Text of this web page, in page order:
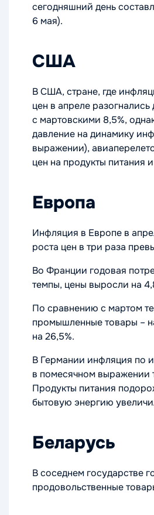
сегодняшний день
6 мая).
США
В США, стране, где
цен в апреле
с мартовскими 8,5%,
давление на динамику
выражении),
цен на продукты питания
Европа
Инфляция в Европе в
роста цен в три раза
Во Франции годовая
темпы, цены выросли на
По сравнению с мартом
промышленные товары –
на 26,5%.
В Германии инфляция по
в помесячном выражении
Продукты питания
бытовую энергию
Беларусь
В соседнем государстве
продовольственные